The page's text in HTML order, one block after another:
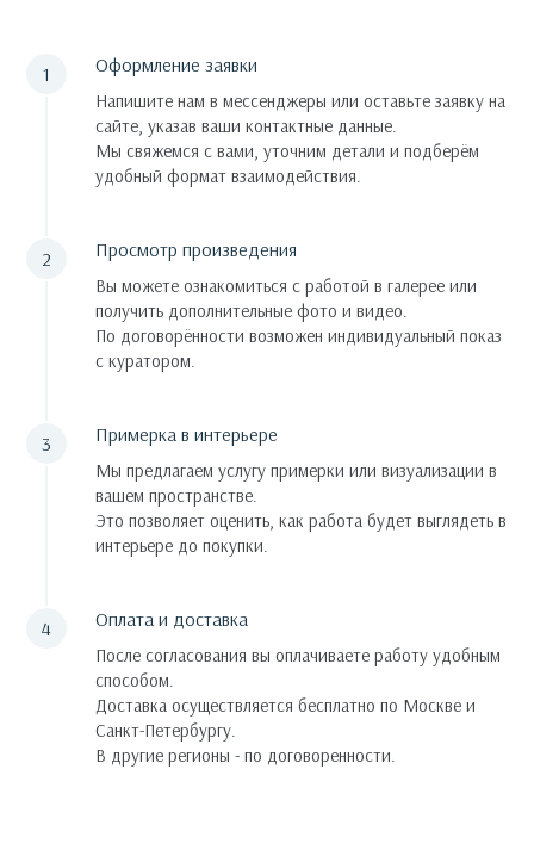
Оформление заявки
Напишите нам в мессенджеры или оставьте заявку на
сайте, указав ваши контактные данные.
Мы свяжемся с вами, уточним детали и подберём
удобный формат взаимодействия.
Просмотр произведения
Вы можете ознакомиться с работой в галерее или
получить дополнительные фото и видео.
По договорённости возможен индивидуальный показ
с куратором.
Примерка в интерьере
Мы предлагаем услугу примерки или визуализации в
вашем пространстве.
Это позволяет оценить, как работа будет выглядеть в
интерьере до покупки.
Оплата и доставка
После согласования вы оплачиваете работу удобным
способом.
Доставка осуществляется бесплатно по Москве и
Санкт-Петербургу.
В другие регионы - по договоренности.